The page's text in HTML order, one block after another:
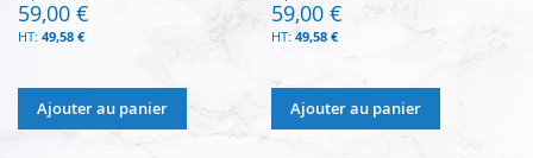
59,00 €
49,58 €
Ajouter au panier
59,00 €
49,58 €
Ajouter au panier